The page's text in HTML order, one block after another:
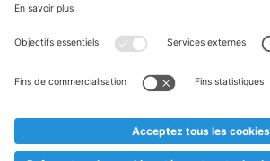
Textes marqués d'un astérisque et
* Nous vendons ces articles temporairement
au cas où, malgré le planning bien étudié,
prématurément en rupture de stock. Prix
** Sur ce site, l’utilisation de la forme